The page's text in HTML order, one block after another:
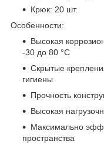
Крюк: 20 шт.
Особенности:
Высокая
-30 до 80 °С
Скрытые
гигиены
Прочность
Высокая
Максимально
пространства